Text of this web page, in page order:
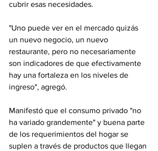
cubrir esas necesidades.
"Uno puede ver en el mercado quizás
un nuevo negocio, un nuevo
restaurante, pero no necesariamente
son indicadores de que efectivamente
hay una fortaleza en los niveles de
ingreso", agregó.
Manifestó que el consumo privado "no
ha variado grandemente" y buena parte
de los requerimientos del hogar se
suplen a través de productos que llegan